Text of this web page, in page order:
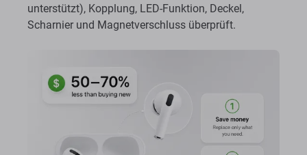
unterstützt), Kopplung, LED-Funktion, Deckel,
Scharnier und Magnetverschluss überprüft.